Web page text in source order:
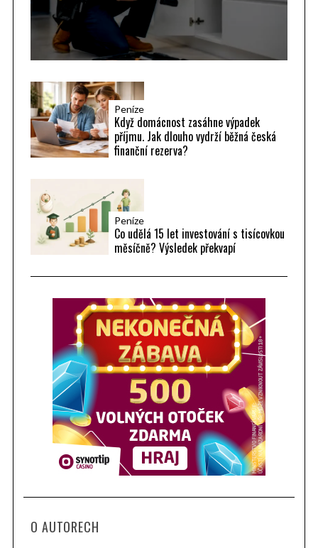
Peníze
Když domácnost zasáhne výpadek
příjmu. Jak dlouho vydrží běžná česká
finanční rezerva?
Peníze
Co udělá 15 let investování s tisícovkou
měsíčně? Výsledek překvapí
O AUTORECH